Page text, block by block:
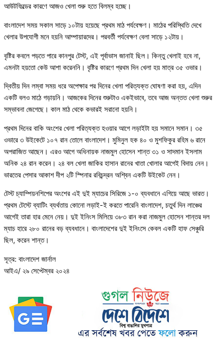
আউটফিল্ডের কারণে আজও খেলা শুরু হতে বিলম্ব হচ্ছে।
বাংলাদেশ সময় সকাল সাড়ে ১০টায় হয়েছে প্রথম মাঠ পর্যবেক্ষণ। মাঠের পরিস্থিতি দেখে
খেলার উপযোগী মনে হয়নি আম্পায়ারদের। পরবর্তী পর্যবেক্ষণ বেলা সাড়ে ১২টায়।
বৃষ্টির কবলে পড়তে পারে কানপুর টেস্ট, এই পূর্বাভাস জানাই ছিল। কিন্তু খেলাই হবে না,
এমনটা হয়তো কেউ আশা করেননি। বৃষ্টির কারণে প্রথম দিন খেলা হয় মাত্র ৩৫ ওভার।
দ্বিতীয় দিন লম্বা সময় ধরে অপেক্ষার পর দিনের খেলা পরিত্যক্ত ঘোষণা করা হয়, এদিন
একটি বলও মাঠে গড়ায়নি। আজকের দিনের শুরুটাও একইভাবে, তবে আজ অন্তত খেলা শুরুর
সম্ভাবনা জেগেছে। কাল মাঠ থেকে কভারই সরানো হয়নি।
প্রথম দিনের বাকি অংশের খেলা পরিত্যক্ত হওয়ার আগে লড়াইটা হয় সমানে সমান। ৩৫
ওভারে ৩ উইকেটে ১০৭ রান তোলে বাংলাদেশ। মুমিনুল হক ৪০ ও মুশফিকুর রহিম ৬ রানে
অপরাজিত আছেন। এরও আগে অধিনায়ক নাজমুল হোসেন শান্ত ৩১ ও সাদমান ইসলাম
অনিক ২৪ রান করেন। ২৪ বল খেলা জাকির হাসান রানের খাতা খোলার আগেই বিদায় নেন।
ভারতের পেসার আকাশ দীপ ২টি স্পিনার রবিচন্দ্রন অশ্বিন একটি উইকেট নেন।
টেস্ট চ্যাম্পিয়নশিপের অংশের এই দুই ম্যাচের সিরিজে ১-০ ব্যবধানে এগিয়ে আছে ভারত।
প্রথম টেস্টে ব্যাটিং ব্যর্থতায় কোনো লড়াই-ই করতে পারেনি বাংলাদেশ, চতুর্থ দিন লাঞ্চের
আগেই তারা হার মেনে নেয়। দুই ইনিংস মিলিয়ে ৩৮৩ রান করা নাজমুল হোসেন শান্তর দল
ম্যাচ হারে ২৮০ রানের বড় ব্যবধানে। বাংলাদেশের দুই ইনিংসে কেবল একটি হাফ সেঞ্চুরি
ছিল, করেন শান্ত।
সূত্র: বাংলাদেশ জার্নাল
আইএ/ ২৯ সেপ্টেম্বর ২০২৪